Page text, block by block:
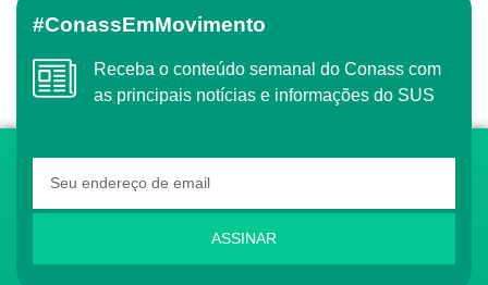
#ConassEmMovimento
Receba o conteúdo semanal do Conass com
as principais notícias e informações do SUS
ASSINAR